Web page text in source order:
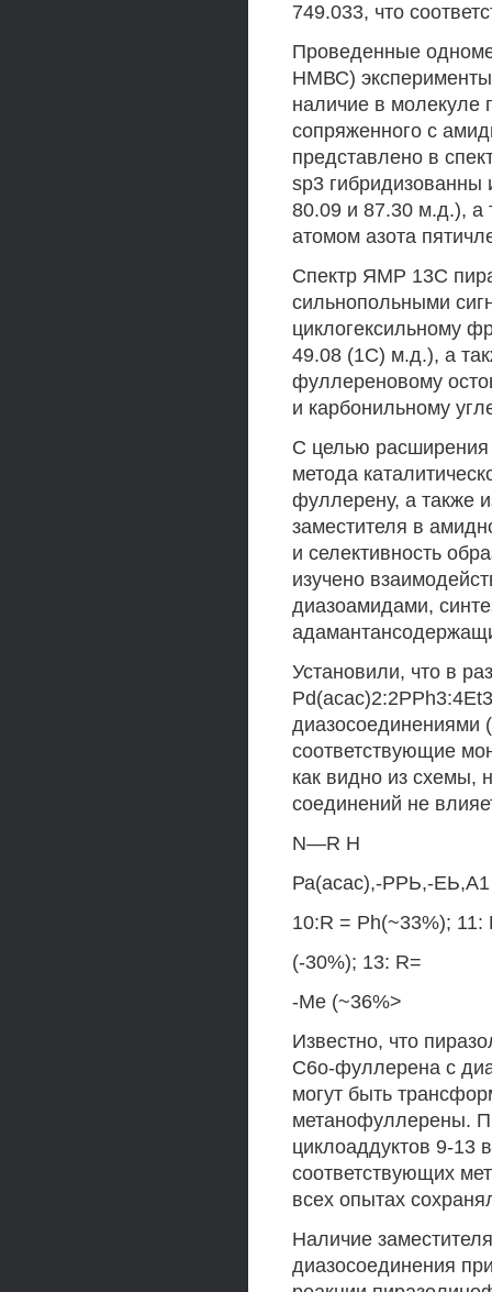
749.033, что
Проведенные
НМВС)
наличие в молекуле
сопряженного с
представлено в
sp3
80.09 и 87.30 м.д.), а
атомом азота
Спектр ЯМР 13С
сильнопольными
циклогексильному
49.08 (1С) м.д.), а
фуллереновому
и карбонильному
С целью расширения
метода
фуллерену, а также
заместителя в
и селективность
изучено
диазоамидами,
Установили, что в
диазосоединениями
соответствующие
как видно из схемы,
соединений не
N—R Н
Ра(асас),-РРЬ,-ЕЬ,А1
10:R = Ph(~33%); 11:
(-30%); 13: R=
-Me (~36%>
Известно, что
С6о-фуллерена с
могут быть
метанофуллерены.
циклоаддуктов 9-13
соответствующих
всех опытах
Наличие
диазосоединения